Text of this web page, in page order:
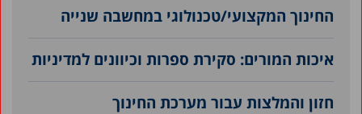
החינוך המקצועי/טכנולוגי במחשבה שנייה
איכות המורים: סקירת ספרות וכיוונים למדיניות
חזון והמלצות עבור מערכת החינוך